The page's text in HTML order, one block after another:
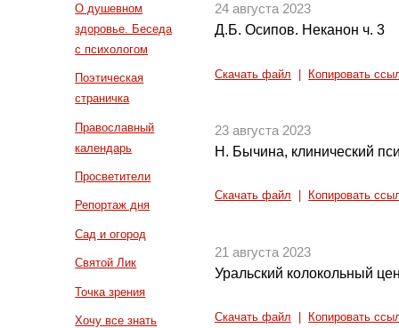
О душевном
здоровье. Беседа
с психологом
Поэтическая
страничка
Православный
календарь
Просветители
Репортаж дня
Сад и огород
Святой Лик
Точка зрения
Хочу все знать
24 августа 2023
Д.Б. Осипов. Неканон ч. 3
Скачать файл Копировать
23 августа 2023
Н. Бычина, клинический
Скачать файл Копировать
21 августа 2023
Уральский колокольный
Скачать файл Копировать